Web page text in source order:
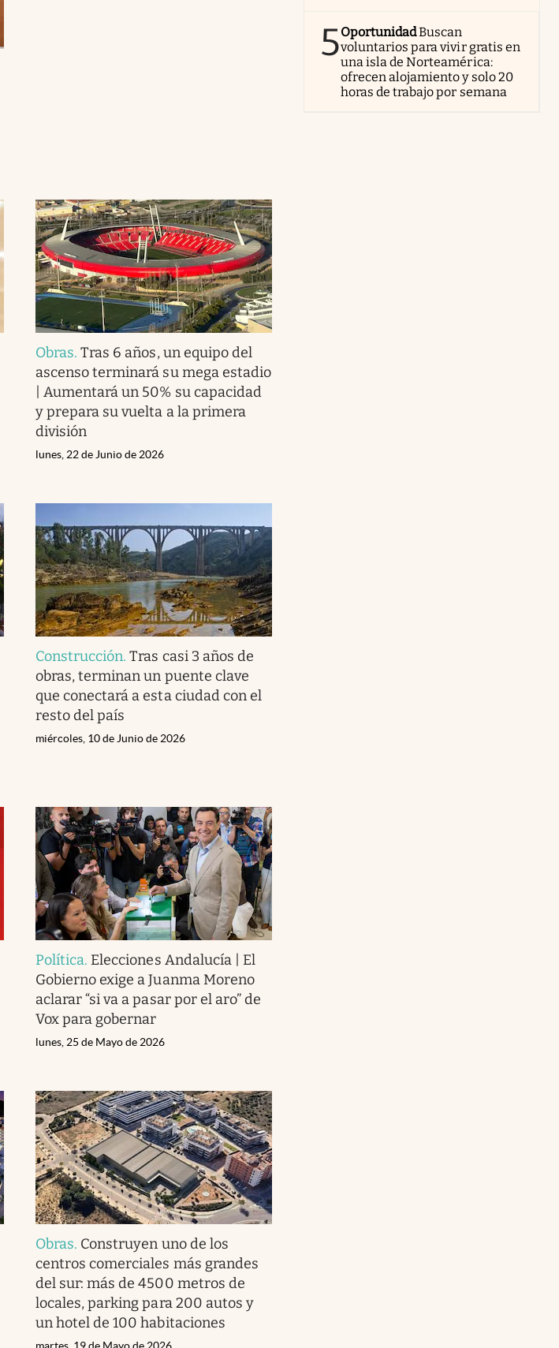
Obras.Tras 6 años, un equipo del
ascenso terminará su mega estadio
| Aumentará un 50% su capacidad
y prepara su vuelta a la primera
división
lunes, 22 de Junio de 2026
Construcción.Tras casi 3 años de
obras, terminan un puente clave
que conectará a esta ciudad con el
resto del país
miércoles, 10 de Junio de 2026
Política. Elecciones Andalucía | El
Gobierno exige a Juanma Moreno
aclarar “si va a pasar por el aro” de
Vox para gobernar
lunes, 25 de Mayo de 2026
Obras. Construyen uno de los
centros comerciales más grandes
del sur: más de 4500 metros de
locales, parking para 200 autos y
un hotel de 100 habitaciones
martes, 19 de Mayo de 2026
5OportunidadBuscan
voluntarios para vivir gratis en
una isla de Norteamérica:
ofrecen alojamiento y solo 20
horas de trabajo por semana